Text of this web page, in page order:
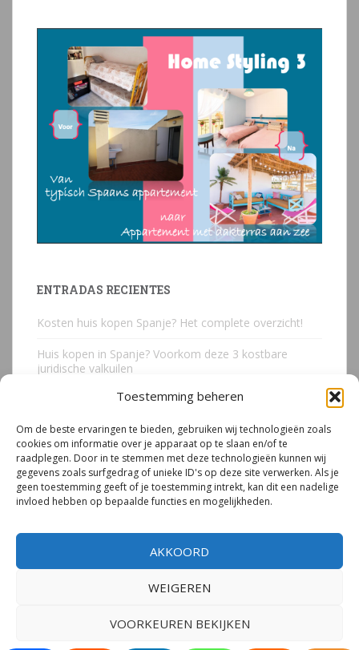
Toestemming beheren
Om de beste ervaringen te bieden, gebruiken wij technologieën zoals
cookies om informatie over je apparaat op te slaan en/of te
raadplegen. Door in te stemmen met deze technologieën kunnen wij
gegevens zoals surfgedrag of unieke ID's op deze site verwerken. Als je
geen toestemming geeft of je toestemming intrekt, kan dit een nadelige
invloed hebben op bepaalde functies en mogelijkheden.
AKKOORD
WEIGEREN
VOORKEUREN BEKIJKEN
ENTRADAS RECIENTES
Kosten huis kopen Spanje? Het complete overzicht!
Huis kopen in Spanje? Voorkom deze 3 kostbare
juridische valkuilen
Due Diligence Spaans vastgoed
Emigreren naar Spanje Expert Call | Illegaal bouwen
door Mirjam van Riet (jan 2026)
Illegale bouw Spanje
Tema por ColorlibDesarrollado porWordPress